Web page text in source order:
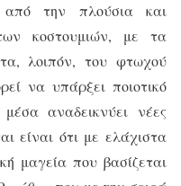
από την πλούσια και
κοστουμιών, με τα
λοιπόν, του φτωχού
να υπάρξει ποιοτικό
αναδεικνύει νέες
είναι ότι με ελάχιστα
μαγεία που βασίζεται